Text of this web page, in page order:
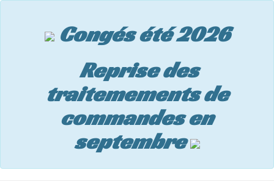
Congés été 2026
Reprise des
traitemements de
commandes en
septembre